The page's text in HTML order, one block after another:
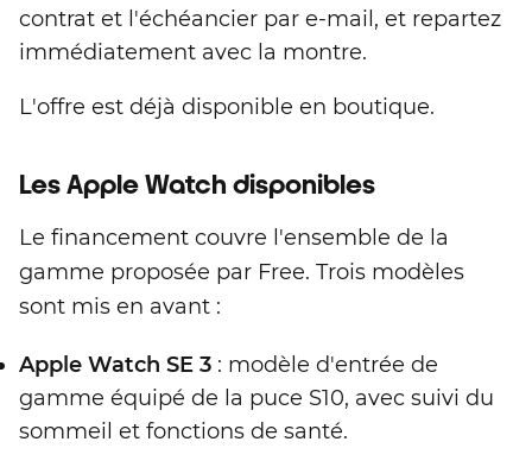
contrat et l'échéancier par e-mail, et repartez
immédiatement avec la montre.
L'offre est déjà disponible en boutique.
Les Apple Watch disponibles
Le financement couvre l'ensemble de la
gamme proposée par Free. Trois modèles
sont mis en avant :
Apple Watch SE 3 : modèle d'entrée de
gamme équipé de la puce S10, avec suivi du
sommeil et fonctions de santé.